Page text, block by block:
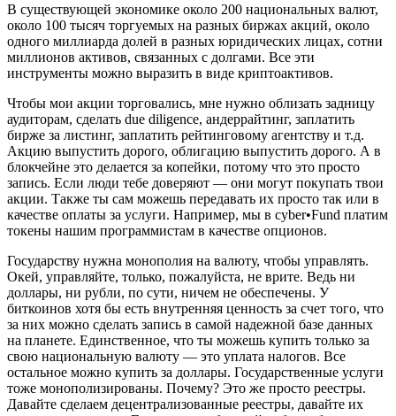
В существующей экономике около 200 национальных валют,
около 100 тысяч торгуемых на разных биржах акций, около
одного миллиарда долей в разных юридических лицах, сотни
миллионов активов, связанных с долгами. Все эти
инструменты можно выразить в виде криптоактивов.
Чтобы мои акции торговались, мне нужно облизать задницу
аудиторам, сделать due diligence, андеррайтинг, заплатить
бирже за листинг, заплатить рейтинговому агентству и т.д.
Акцию выпустить дорого, облигацию выпустить дорого. А в
блокчейне это делается за копейки, потому что это просто
запись. Если люди тебе доверяют — они могут покупать твои
акции. Также ты сам можешь передавать их просто так или в
качестве оплаты за услуги. Например, мы в cyber•Fund платим
токены нашим программистам в качестве опционов.
Государству нужна монополия на валюту, чтобы управлять.
Окей, управляйте, только, пожалуйста, не врите. Ведь ни
доллары, ни рубли, по сути, ничем не обеспечены. У
биткоинов хотя бы есть внутренняя ценность за счет того, что
за них можно сделать запись в самой надежной базе данных
на планете. Единственное, что ты можешь купить только за
свою национальную валюту — это уплата налогов. Все
остальное можно купить за доллары. Государственные услуги
тоже монополизированы. Почему? Это же просто реестры.
Давайте сделаем децентрализованные реестры, давайте их